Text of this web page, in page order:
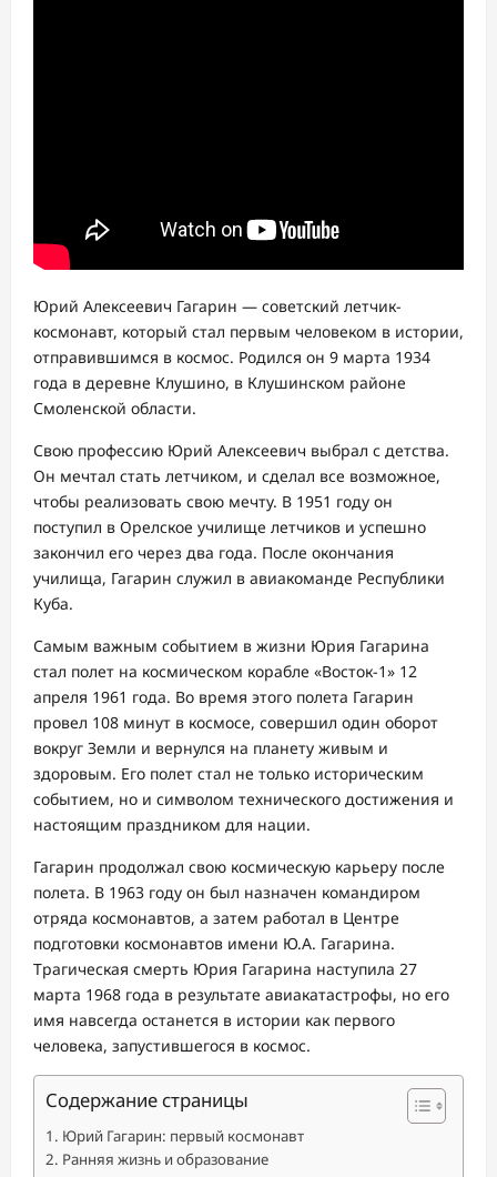
Юрий Алексеевич Гагарин — советский летчик-
космонавт, который стал первым человеком в истории,
отправившимся в космос. Родился он 9 марта 1934
года в деревне Клушино, в Клушинском районе
Смоленской области.
Свою профессию Юрий Алексеевич выбрал с детства.
Он мечтал стать летчиком, и сделал все возможное,
чтобы реализовать свою мечту. В 1951 году он
поступил в Орелское училище летчиков и успешно
закончил его через два года. После окончания
училища, Гагарин служил в авиакоманде Республики
Куба.
Самым важным событием в жизни Юрия Гагарина
стал полет на космическом корабле «Восток-1» 12
апреля 1961 года. Во время этого полета Гагарин
провел 108 минут в космосе, совершил один оборот
вокруг Земли и вернулся на планету живым и
здоровым. Его полет стал не только историческим
событием, но и символом технического достижения и
настоящим праздником для нации.
Гагарин продолжал свою космическую карьеру после
полета. В 1963 году он был назначен командиром
отряда космонавтов, а затем работал в Центре
подготовки космонавтов имени Ю.А. Гагарина.
Трагическая смерть Юрия Гагарина наступила 27
марта 1968 года в результате авиакатастрофы, но его
имя навсегда останется в истории как первого
человека, запустившегося в космос.
Содержание страницы
Юрий Гагарин: первый космонавт
Ранняя жизнь и образование